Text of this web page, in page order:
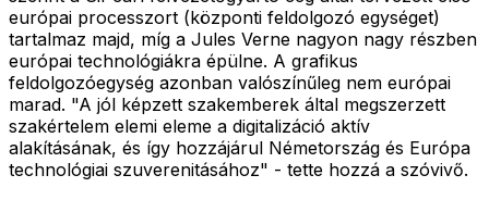
európai processzort (központi feldolgozó egységet)
tartalmaz majd, míg a Jules Verne nagyon nagy részben
európai technológiákra épülne. A grafikus
feldolgozóegység azonban valószínűleg nem európai
marad. "A jól képzett szakemberek által megszerzett
szakértelem elemi eleme a digitalizáció aktív
alakításának, és így hozzájárul Németország és Európa
technológiai szuverenitásához" - tette hozzá a szóvivő.